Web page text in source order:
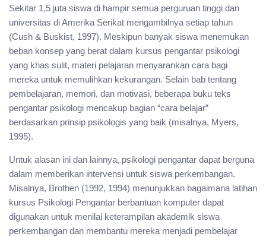
Sekitar 1,5 juta siswa di hampir semua perguruan tinggi dan
universitas di Amerika Serikat mengambilnya setiap tahun
(Cush & Buskist, 1997). Meskipun banyak siswa menemukan
beban konsep yang berat dalam kursus pengantar psikologi
yang khas sulit, materi pelajaran menyarankan cara bagi
mereka untuk memulihkan kekurangan. Selain bab tentang
pembelajaran, memori, dan motivasi, beberapa buku teks
pengantar psikologi mencakup bagian “cara belajar”
berdasarkan prinsip psikologis yang baik (misalnya, Myers,
1995).
Untuk alasan ini dan lainnya, psikologi pengantar dapat berguna
dalam memberikan intervensi untuk siswa perkembangan.
Misalnya, Brothen (1992, 1994) menunjukkan bagaimana latihan
kursus Psikologi Pengantar berbantuan komputer dapat
digunakan untuk menilai keterampilan akademik siswa
perkembangan dan membantu mereka menjadi pembelajar